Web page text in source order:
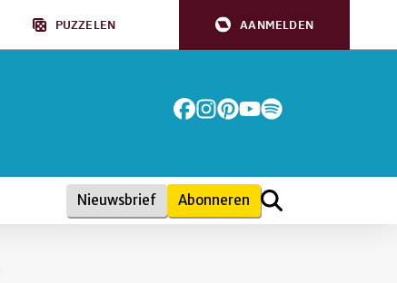
PUZZELEN AANMELDEN
Nieuwsbrief Abonneren